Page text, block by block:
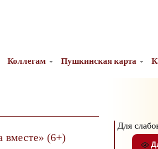
Коллегам Пушкинская карта
вместе» (6+)
Для